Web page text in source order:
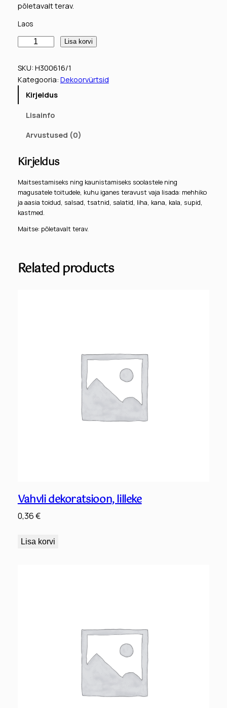
põletavalt terav.
Laos
i
l
l
a
,
8
g
k
o
s
Lisa korvi
SKU: H300616/1
Kategooria: Dekoorvürtsid
Kirjeldus
Lisainfo
Arvustused (0)
Kirjeldus
Maitsestamiseks ning kaunistamiseks soolastele ning
magusatele toitudele, kuhu iganes teravust vaja lisada: mehhiko
ja aasia toidud, salsad, tsatnid, salatid, liha, kana, kala, supid,
kastmed.
Maitse: põletavalt terav.
Related products
Vahvli dekoratsioon, lilleke
0,36€
Lisa korvi